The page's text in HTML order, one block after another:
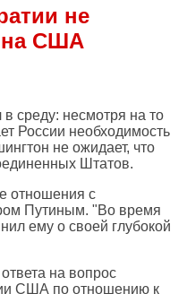
не
на США
среду: несмотря на то
России необходимость
не ожидает, что
Штатов.
отношения с
Путиным. "Во время
ему о своей глубокой
на вопрос
США по отношению к